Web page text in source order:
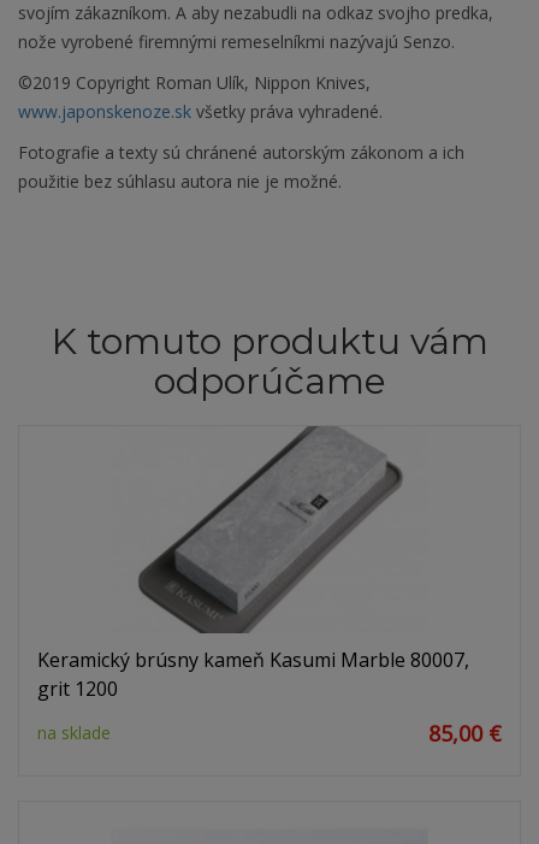
svojím zákazníkom. A aby nezabudli na odkaz svojho predka,
nože vyrobené firemnými remeselníkmi nazývajú Senzo.
©2019 Copyright Roman Ulík, Nippon Knives,
www.japonskenoze.sk všetky práva vyhradené.
Fotografie a texty sú chránené autorským zákonom a ich
použitie bez súhlasu autora nie je možné.
K tomuto produktu vám
odporúčame
Keramický brúsny kameň Kasumi Marble 80007,
grit 1200
na sklade 85,00 €